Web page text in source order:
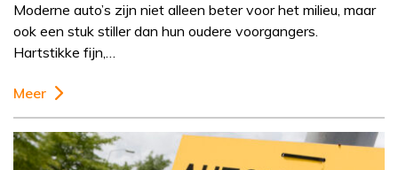
Moderne auto’s zijn niet alleen beter voor het milieu, maar
ook een stuk stiller dan hun oudere voorgangers.
Hartstikke fijn,…
Meer